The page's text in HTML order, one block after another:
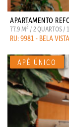
APARTAMENTO
77.9 M2 / 2 QUARTOS /
RU: 9981 - BELA VISTA